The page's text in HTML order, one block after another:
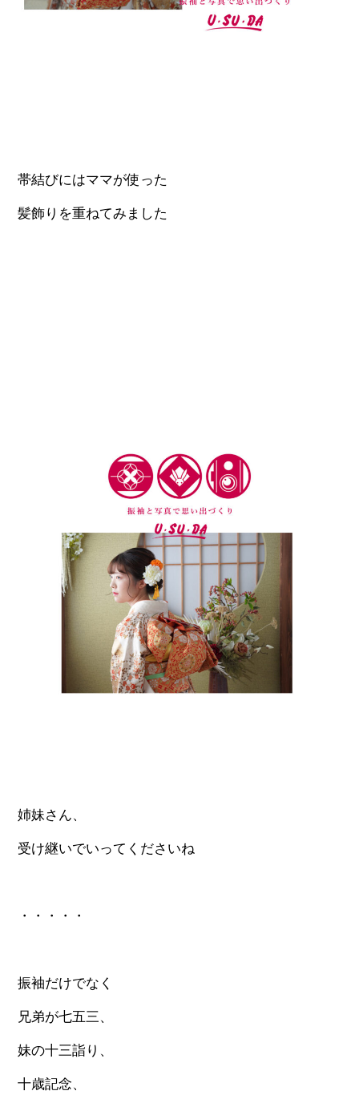
帯結びにはママが使った
髪飾りを重ねてみました
姉妹さん、
受け継いでいってくださいね
・・・・・
振袖だけでなく
兄弟が七五三、
妹の十三詣り、
十歳記念、